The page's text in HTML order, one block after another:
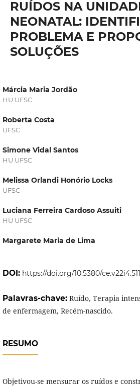
RUÍDOS NA
NEONATAL:
PROBLEMA E
SOLUÇÕES
Márcia Maria Jordão
HU UFSC
Roberta Costa
UFSC
Simone Vidal Santos
HU UFSC
Melissa Orlandi Honório Locks
UFSC
Luciana Ferreira Cardoso Assuiti
HU UFSC
Margarete Maria de Lima
DOI: https://doi.org/10.5380/
Palavras-chave: Ruído, Terapia
de enfermagem, Recém-nascido.
RESUMO
Objetivou-se mensurar os ruídos e